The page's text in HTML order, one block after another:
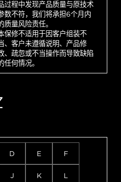
过程中发现产品质量与原技术
数不符，我们将承担6个月内
质量风险责任。
保修不适用于因客户组装不
、客户未遵循说明、产品修
、疏忽或不当操作而导致缺陷
任何情况。
D E F
J K L